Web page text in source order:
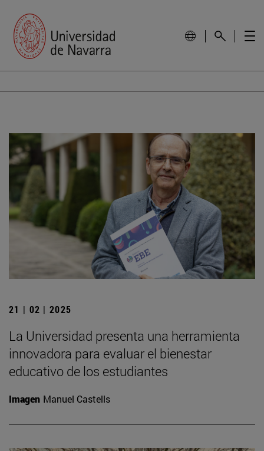
21 | 02 | 2025
La Universidad presenta una herramienta
innovadora para evaluar el bienestar
educativo de los estudiantes
Imagen Manuel Castells